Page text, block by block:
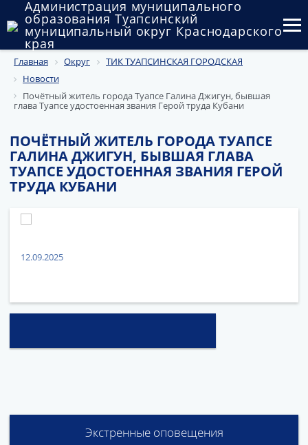
Администрация муниципального
образования Туапсинский
муниципальный округ Краснодарского
края
Округ
Администрация
Государственный и муниципальный контроль
Муниципальное имущество
Публичные слушания и общественные обсуждения
Главная Округ
ТИК ТУАПСИНСКАЯ ГОРОДСКАЯ
Новости
Почётный житель города Туапсе Галина Джигун, бывшая
глава Туапсе удостоенная звания Герой труда Кубани
ПОЧЁТНЫЙ ЖИТЕЛЬ ГОРОДА ТУАПСЕ
ГАЛИНА ДЖИГУН, БЫВШАЯ ГЛАВА
ТУАПСЕ УДОСТОЕННАЯ ЗВАНИЯ ГЕРОЙ
ТРУДА КУБАНИ
12.09.2025
Экстренные оповещения